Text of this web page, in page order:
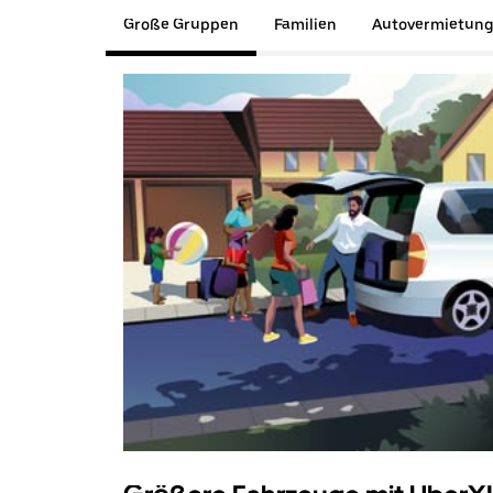
Große Gruppen Familien